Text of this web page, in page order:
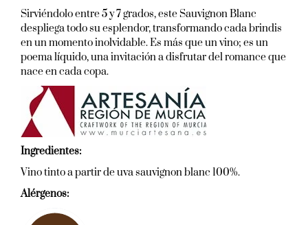
Sirviéndolo entre 5 y 7 grados, este Sauvignon Blanc
despliega todo su esplendor, transformando cada brindis
en un momento inolvidable. Es más que un vino; es un
poema líquido, una invitación a disfrutar del romance que
nace en cada copa.
Ingredientes:
Vino tinto a partir de uva sauvignon blanc 100%.
Alérgenos: